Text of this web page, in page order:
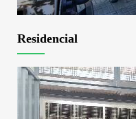
Residencial